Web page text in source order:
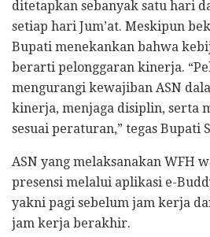
ditetapkan sebanyak satu hari
setiap hari Jum’at. Meskipun
Bupati menekankan bahwa
berarti pelonggaran kinerja.
mengurangi kewajiban ASN
kinerja, menjaga disiplin, serta
sesuai peraturan,” tegas Bupati
ASN yang melaksanakan WFH
presensi melalui aplikasi e-
yakni pagi sebelum jam kerja
jam kerja berakhir.